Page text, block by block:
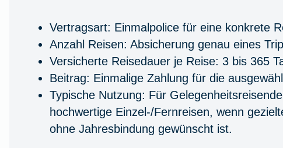
Vertragsart: Einmalpolice für eine konkrete
Anzahl Reisen: Absicherung genau eines
Versicherte Reisedauer je Reise: 3 bis 365
Beitrag: Einmalige Zahlung für die
Typische Nutzung: Für
hochwertige Einzel‑/Fernreisen, wenn
ohne Jahresbindung gewünscht ist.